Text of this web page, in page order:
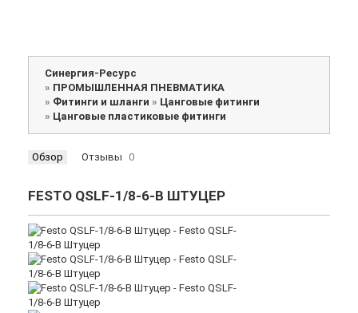
Синергия-Ресурс
» ПРОМЫШЛЕННАЯ ПНЕВМАТИКА
» Фитинги и шланги » Цанговые фитинги
» Цанговые пластиковые фитинги
Обзор Отзывы 0
FESTO QSLF-1/8-6-B ШТУЦЕР